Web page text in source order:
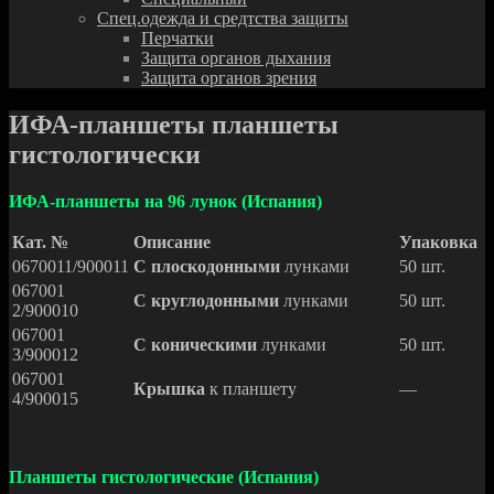
Спец.одежда и средтства защиты
Перчатки
Защита органов дыхания
Защита органов зрения
ИФА-планшеты планшеты
гистологически
ИФА-планшеты на 96 лунок (Испания)
Кат. № Описание
Упаковка
0670011/900011 С плоскодонными лунками
50 шт.
067001
2/900010
С круглодонными лунками
50 шт.
067001
3/900012
С коническими лунками
50 шт.
067001
4/900015
Крышка к планшету —
Планшеты гистологические (Испания)